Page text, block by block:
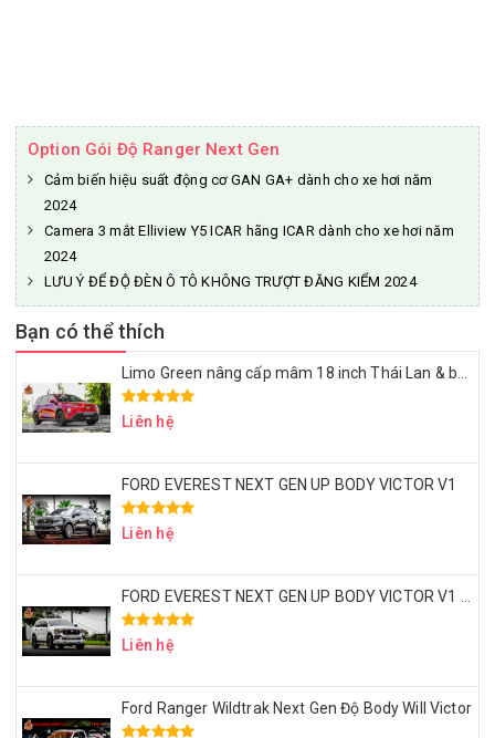
Option Gói Độ Ranger Next Gen
Cảm biến hiệu suất động cơ GAN GA+ dành cho xe hơi năm
2024
Camera 3 mắt Elliview Y5 ICAR hãng ICAR dành cho xe hơi năm
2024
LƯU Ý ĐỂ ĐỘ ĐÈN Ô TÔ KHÔNG TRƯỢT ĐĂNG KIỂM 2024
Bạn có thể thích
Liên hệ
FORD EVEREST NEXT GEN UP BODY VICTOR V1
Liên hệ
Liên hệ
Ford Ranger Wildtrak Next Gen Độ Body Will Victor